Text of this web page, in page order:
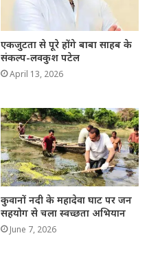
एकजुटता से पूरे होंगे बाबा साहब के
संकल्प-लवकुश पटेल
April 13, 2026
कुवानों नदी के महादेवा घाट पर जन
सहयोग से चला स्वच्छता अभियान
June 7, 2026